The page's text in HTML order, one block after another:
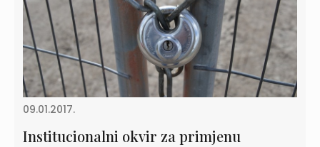
09.01.2017.
Institucionalni okvir za primjenu